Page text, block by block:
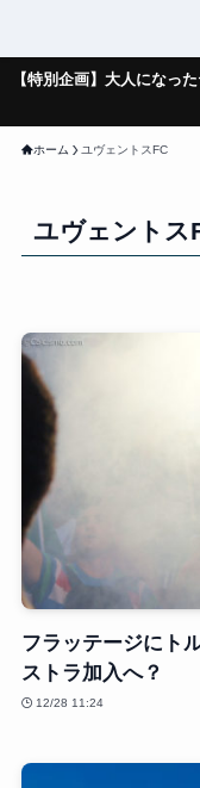
【特別企画】大人になっ
ホーム ユヴェントスFC
ユヴェントス
フラッテージにト
ストラ加入へ？
12/28 11:24